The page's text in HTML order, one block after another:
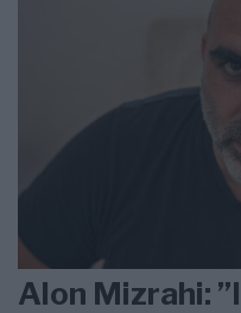
Alon Mizrahi: